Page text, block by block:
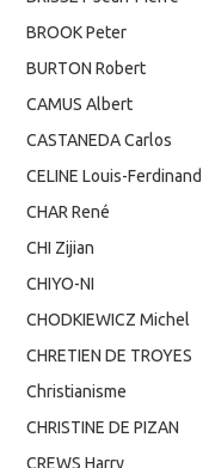
BROOK Peter
BURTON Robert
CAMUS Albert
CASTANEDA Carlos
CELINE Louis-Ferdinand
CHAR René
CHI Zijian
CHIYO-NI
CHODKIEWICZ Michel
CHRETIEN DE TROYES
Christianisme
CHRISTINE DE PIZAN
CREWS Harry